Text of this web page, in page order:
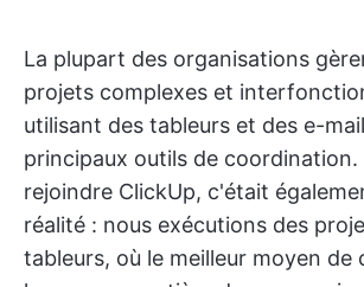
La plupart des organisations
projets complexes et
utilisant des tableurs et des e-
principaux outils de coordination.
rejoindre ClickUp, c'était
réalité : nous exécutions des
tableurs, où le meilleur moyen de